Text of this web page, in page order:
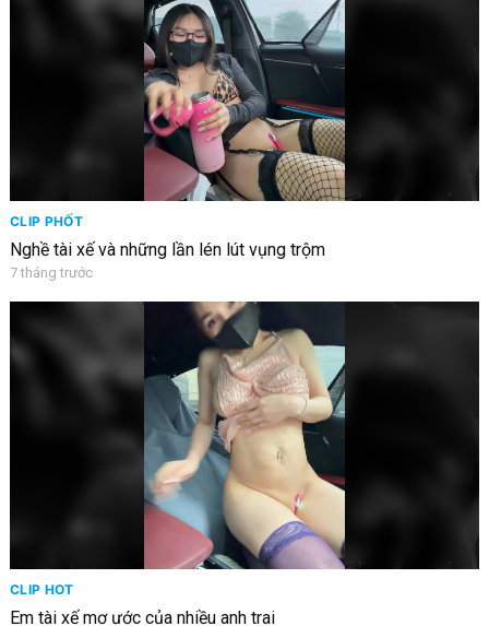
CLIP PHỐT
Nghề tài xế và những lần lén lút vụng trộm
7 tháng trước
CLIP HOT
Em tài xế mơ ước của nhiều anh trai